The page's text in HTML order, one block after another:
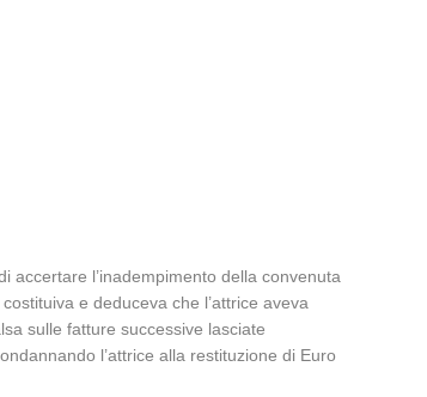
accertare l’inadempimento della convenuta
e deduceva che l’attrice aveva
sulle fatture successive lasciate
l’attrice alla restituzione di Euro